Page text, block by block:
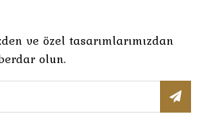
ve özel tasarımlarımızdan
olun.